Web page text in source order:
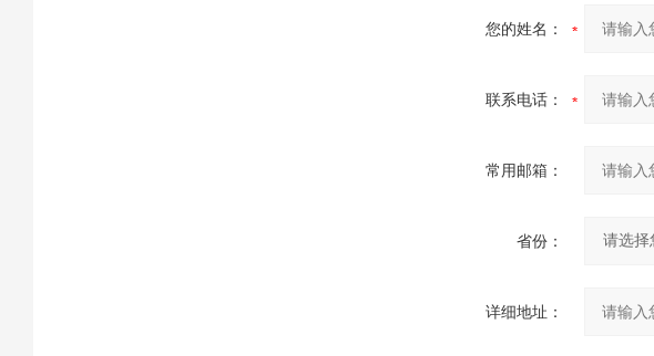
您的姓名：
联系电话：
常用邮箱：
省份：
详细地址：